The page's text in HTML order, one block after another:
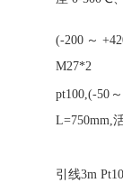
(-200～
M27*2
pt100,(-50
L=750mm,
引线3m